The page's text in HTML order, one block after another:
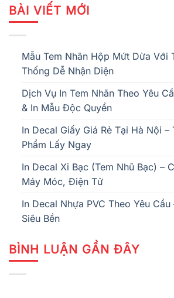
BÀI VIẾT MỚI
Mẫu Tem Nhãn Hộp Mứt Dừa Với
Thống Dễ Nhận Diện
Dịch Vụ In Tem Nhãn Theo Yêu
& In Mẫu Độc Quyền
In Decal Giấy Giá Rẻ Tại Hà Nội –
Phẩm Lấy Ngay
In Decal Xi Bạc (Tem Nhũ Bạc) –
Máy Móc, Điện Tử
In Decal Nhựa PVC Theo Yêu
Siêu Bền
BÌNH LUẬN GẦN ĐÂY